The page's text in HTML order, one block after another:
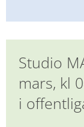
Studio
mars, kl
i